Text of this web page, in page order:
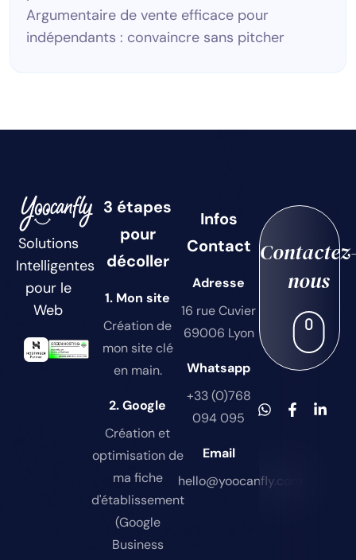
Argumentaire de vente efficace pour
indépendants : convaincre sans pitcher
Solutions
Intelligentes
pour le
Web
3 étapes
pour
décoller
1. Mon site
Création de
mon site clé
en main.
2. Google
Création et
optimisation de
ma fiche
d'établissement
(Google
Business
Infos
Contact
Adresse
16 rue Cuvier
69006 Lyon
Whatsapp
+33 (0)768
094 095
Email
hello@yoocanfly.com
nous